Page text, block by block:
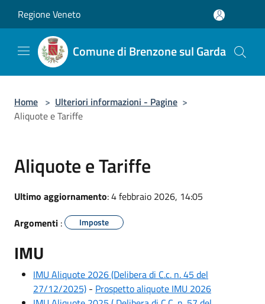
Regione Veneto
Comune di Brenzone sul Garda
Home > Ulteriori informazioni - Pagine >
Aliquote e Tariffe
Aliquote e Tariffe
Ultimo aggiornamento: 4 febbraio 2026, 14:05
Argomenti : Imposte
IMU
IMU Aliquote 2026 (Delibera di C.c. n. 45 del
27/12/2025) - Prospetto aliquote IMU 2026